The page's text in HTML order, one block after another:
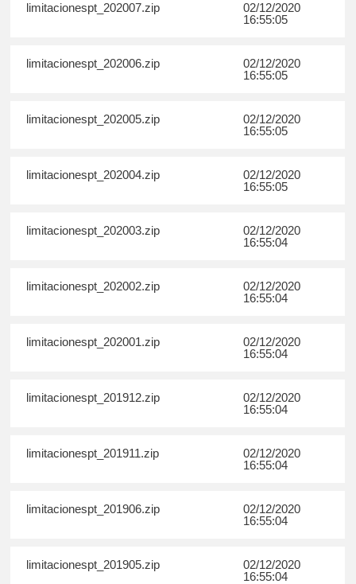
limitacionespt_202007.zip
02/12/2020
16:55:05
limitacionespt_202006.zip
02/12/2020
16:55:05
limitacionespt_202005.zip
02/12/2020
16:55:05
limitacionespt_202004.zip
02/12/2020
16:55:05
limitacionespt_202003.zip
02/12/2020
16:55:04
limitacionespt_202002.zip
02/12/2020
16:55:04
limitacionespt_202001.zip
02/12/2020
16:55:04
limitacionespt_201912.zip
02/12/2020
16:55:04
limitacionespt_201911.zip
02/12/2020
16:55:04
limitacionespt_201906.zip
02/12/2020
16:55:04
limitacionespt_201905.zip
02/12/2020
16:55:04